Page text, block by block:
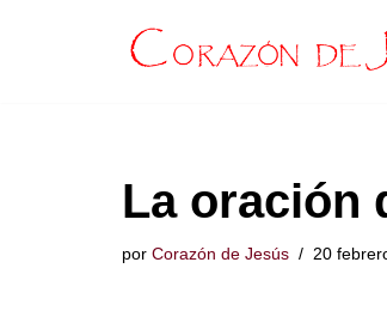
La oración
por Corazón de Jesús 20